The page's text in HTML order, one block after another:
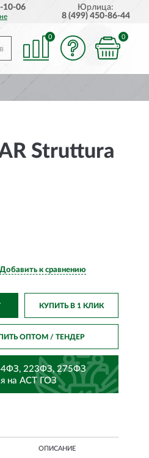
ПО ВСЕЙ РОССИИ
10-06
Юрлица:
8 (499) 450-86-44
0 0
Struttura
Добавить к сравнению
КУПИТЬ В 1 КЛИК
ОПТОМ/ ТЕНДЕР
223ФЗ, 275ФЗ
на АСТ ГОЗ
ОПИСАНИЕ